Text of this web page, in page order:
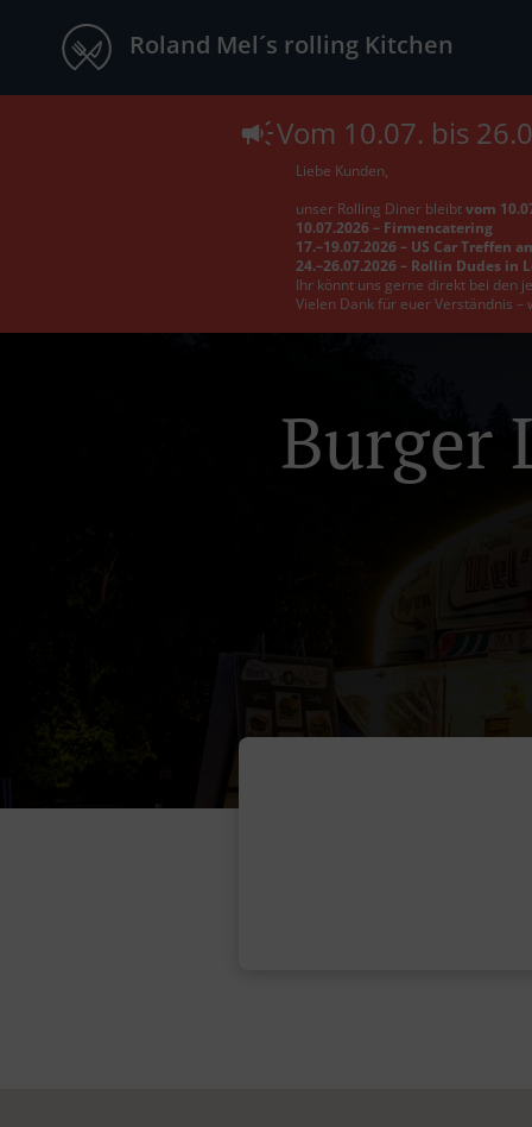
Roland Mel´s rolling Kitchen
Vom 10.07. bis
Liebe Kunden,
unser Rolling Diner bleibtvom
10.07.2026 – Firmencatering
17.–19.07.2026 – US Car Treffen
24.–26.07.2026 – Rollin Dudes in
Ihr könnt uns gerne direkt bei den
Vielen Dank für euer Verständnis –
Burger